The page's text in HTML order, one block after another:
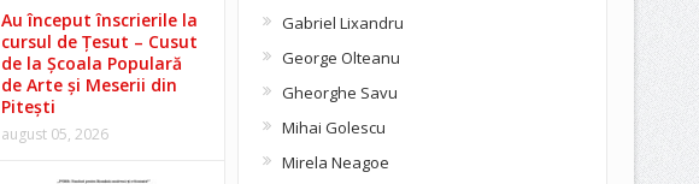
Au început înscrierile la
cursul de Țesut – Cusut
de la Școala Populară
de Arte și Meserii din
Pitești
august 05, 2026
Gabriel Lixandru
George Olteanu
Gheorghe Savu
Mihai Golescu
Mirela Neagoe